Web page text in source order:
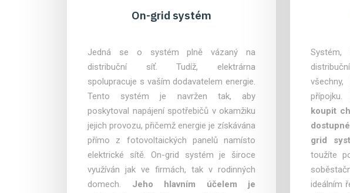
On-grid systém
Jedná se o systém plně vázaný na
distribuční síť. Tudíž, elektrárna
spolupracuje s vaším dodavatelem energie.
Tento systém je navržen tak, aby
poskytoval napájení spotřebičů v okamžiku
jejich provozu, přičemž energie je získávána
přímo z fotovoltaických panelů namísto
elektrické sítě. On-grid systém je široce
využíván jak ve firmách, tak v rodinných
domech. Jeho hlavním účelem je
přípojku.
koupit
grid
toužíte
ideálním